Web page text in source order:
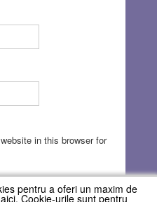
in this browser for
pentru a oferi un maxim de
Cookie-urile sunt pentru